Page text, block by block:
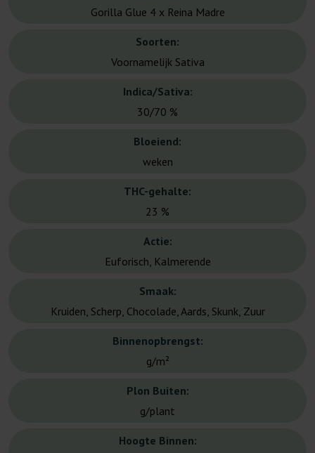
Gorilla Glue 4 x Reina Madre
Soorten:
Voornamelijk Sativa
Indica/Sativa:
30/70 %
Bloeiend:
weken
THC-gehalte:
23 %
Actie:
Euforisch, Kalmerende
Smaak:
Kruiden, Scherp, Chocolade, Aards, Skunk, Zuur
Binnenopbrengst:
g/m²
Plon Buiten:
g/plant
Hoogte Binnen: